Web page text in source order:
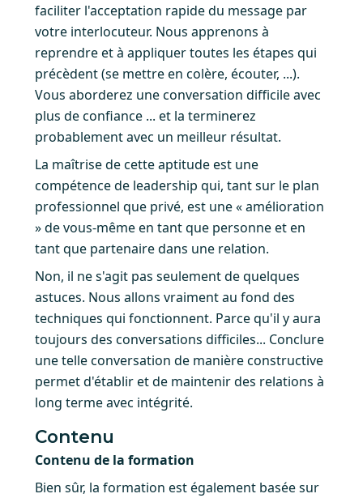
faciliter l'acceptation rapide du message par
votre interlocuteur. Nous apprenons à
reprendre et à appliquer toutes les étapes qui
précèdent (se mettre en colère, écouter, ...).
Vous aborderez une conversation difficile avec
plus de confiance ... et la terminerez
probablement avec un meilleur résultat.
La maîtrise de cette aptitude est une
compétence de leadership qui, tant sur le plan
professionnel que privé, est une « amélioration
» de vous-même en tant que personne et en
tant que partenaire dans une relation.
Non, il ne s'agit pas seulement de quelques
astuces. Nous allons vraiment au fond des
techniques qui fonctionnent. Parce qu'il y aura
toujours des conversations difficiles... Conclure
une telle conversation de manière constructive
permet d'établir et de maintenir des relations à
long terme avec intégrité.
Contenu
Contenu de la formation
Bien sûr, la formation est également basée sur